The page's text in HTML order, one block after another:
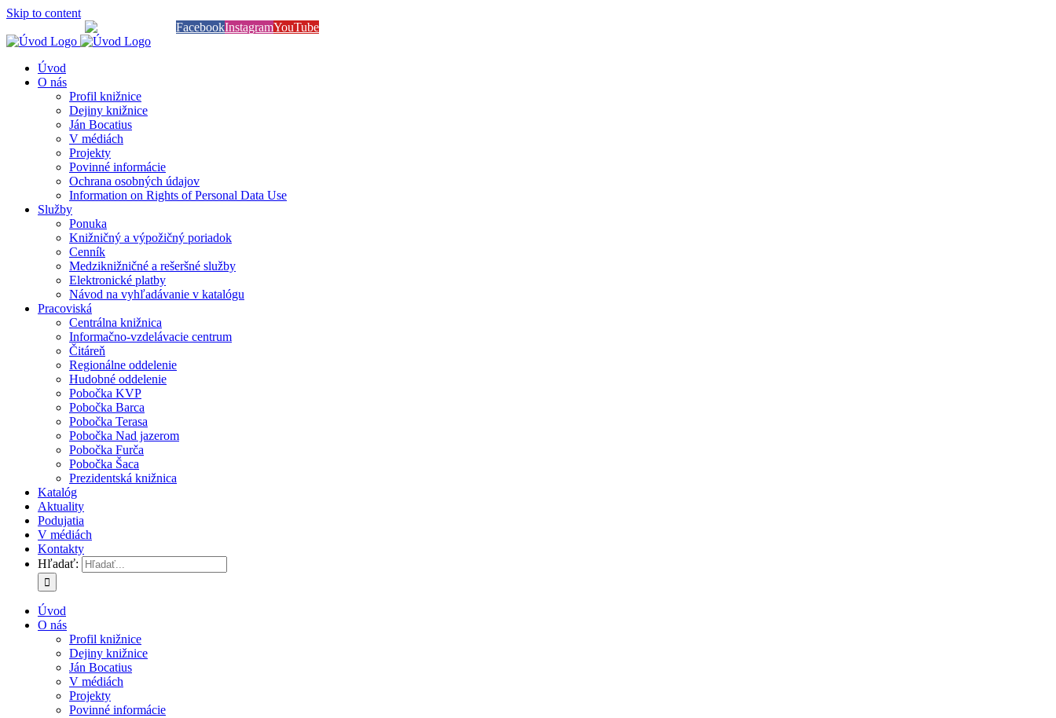
Skip to content
FacebookInstagramYouTube
Úvod
O nás
Profil knižnice
Dejiny knižnice
Ján Bocatius
V médiách
Projekty
Povinné informácie
Ochrana osobných údajov
Information on Rights of Personal Data Use
Služby
Ponuka
Knižničný a výpožičný poriadok
Cenník
Medziknižničné a rešeršné služby
Elektronické platby
Návod na vyhľadávanie v katalógu
Pracoviská
Centrálna knižnica
Informačno-vzdelávacie centrum
Čitáreň
Regionálne oddelenie
Hudobné oddelenie
Pobočka KVP
Pobočka Barca
Pobočka Terasa
Pobočka Nad jazerom
Pobočka Furča
Pobočka Šaca
Prezidentská knižnica
Katalóg
Aktuality
Podujatia
V médiách
Kontakty
Hľadať:
Úvod
O nás
Profil knižnice
Dejiny knižnice
Ján Bocatius
V médiách
Projekty
Povinné informácie